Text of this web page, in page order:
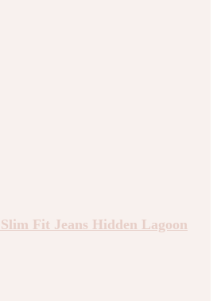
Fit Jeans Hidden Lagoon